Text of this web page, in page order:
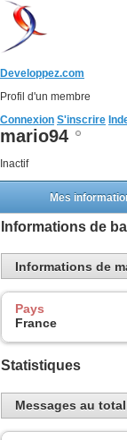
Developpez.com
Profil d'un membre
Connexion S'inscrire
mario94
Inactif
Mes
Informations de
Informations de
Pays
France
Statistiques
Messages au total